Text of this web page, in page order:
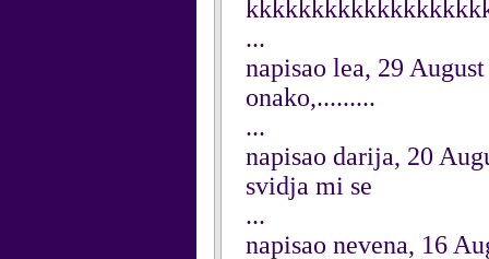
...
napisao lea, 29
onako,.........
...
napisao darija, 20
svidja mi se
...
napisao nevena, 16